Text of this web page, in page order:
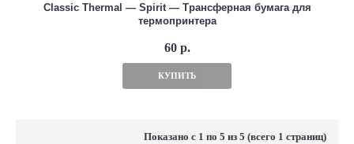
Classic Thermal — Spirit — Трансферная бумага для
термопринтера
60 р.
КУПИТЬ
Показано с 1 по 5 из 5 (всего 1 страниц)